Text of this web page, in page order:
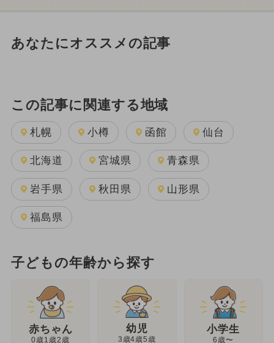
あなたにオススメの記事
この記事に関連する地域
札幌 小樽 函館 仙台
北海道 宮城県 青森県
岩手県 秋田県 山形県
福島県
子どもの年齢から探す
赤ちゃん
0歳1歳2歳
幼児
3歳4歳5歳
小学生
6歳〜